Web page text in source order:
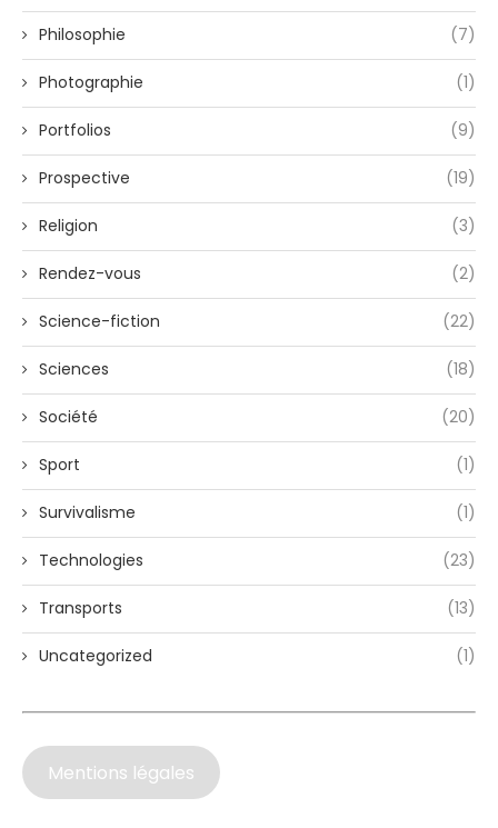
Philosophie (7)
Photographie (1)
Portfolios (9)
Prospective (19)
Religion (3)
Rendez-vous (2)
Science-fiction (22)
Sciences (18)
Société (20)
Sport (1)
Survivalisme (1)
Technologies (23)
Transports (13)
Uncategorized (1)
Mentions légales